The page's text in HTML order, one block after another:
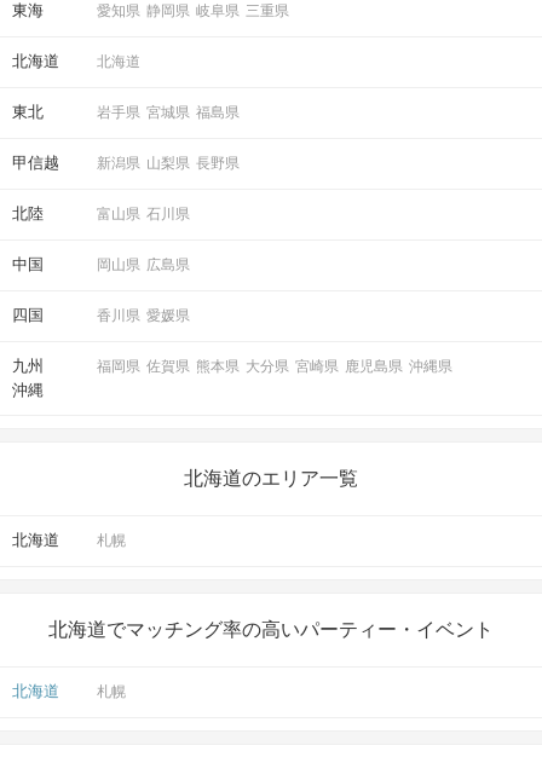
東海 愛知県 静岡県 岐阜県 三重県
北海道 北海道
東北 岩手県 宮城県 福島県
甲信越 新潟県 山梨県 長野県
北陸 富山県 石川県
中国 岡山県 広島県
四国 香川県 愛媛県
九州
沖縄
福岡県 佐賀県 熊本県 大分県 宮崎県 鹿児島県 沖縄県
北海道のエリア一覧
北海道 札幌
北海道でマッチング率の高いパーティー・イベント
北海道 札幌